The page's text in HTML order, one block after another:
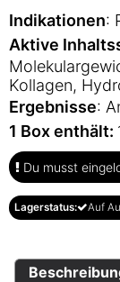
Indikationen:
Aktive
Kollagen,
Ergebnisse:
1 Box enthält:
Du musst
Lagerstatus: Auf